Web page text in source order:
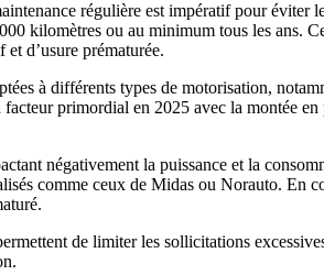
régulière est impératif pour éviter
kilomètres ou au minimum tous les ans.
d’usure prématurée.
à différents types de motorisation,
primordial en 2025 avec la montée en
négativement la puissance et la
comme ceux de Midas ou Norauto. En
de limiter les sollicitations